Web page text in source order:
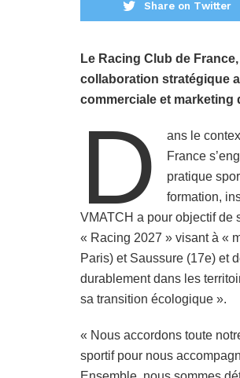
Share on Twitter
Le Racing Club de
collaboration stratégique
commerciale et marketing
D
ans le
France
pratique
formation,
VMATCH a pour objectif de
« Racing 2027 » visant à «
Paris) et Saussure (17e) et
durablement dans les
sa transition écologique ».
« Nous accordons toute
sportif pour nous